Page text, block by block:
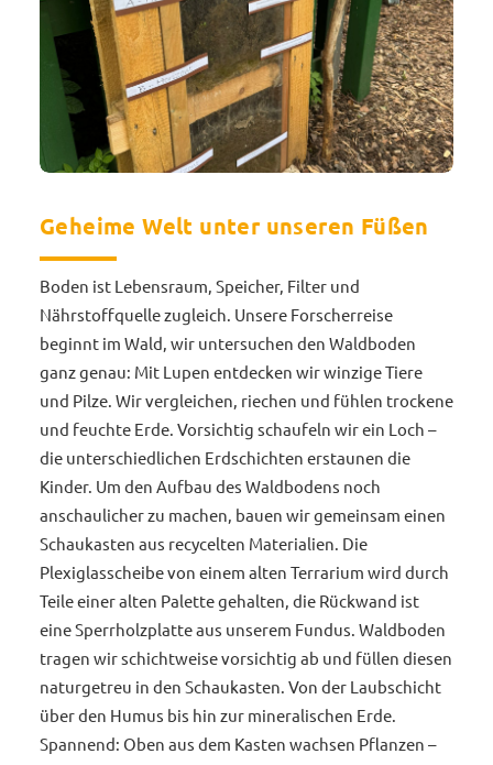
Geheime Welt unter unseren Füßen
Boden ist Lebensraum, Speicher, Filter und
Nährstoffquelle zugleich. Unsere Forscherreise
beginnt im Wald, wir untersuchen den Waldboden
ganz genau: Mit Lupen entdecken wir winzige Tiere
und Pilze. Wir vergleichen, riechen und fühlen trockene
und feuchte Erde. Vorsichtig schaufeln wir ein Loch –
die unterschiedlichen Erdschichten erstaunen die
Kinder. Um den Aufbau des Waldbodens noch
anschaulicher zu machen, bauen wir gemeinsam einen
Schaukasten aus recycelten Materialien. Die
Plexiglasscheibe von einem alten Terrarium wird durch
Teile einer alten Palette gehalten, die Rückwand ist
eine Sperrholzplatte aus unserem Fundus. Waldboden
tragen wir schichtweise vorsichtig ab und füllen diesen
naturgetreu in den Schaukasten. Von der Laubschicht
über den Humus bis hin zur mineralischen Erde.
Spannend: Oben aus dem Kasten wachsen Pflanzen –